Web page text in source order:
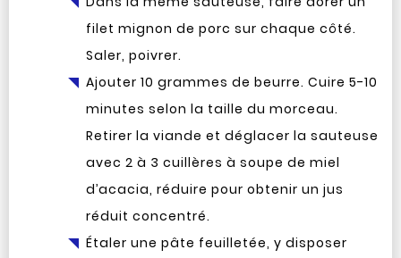
filet mignon de porc sur chaque côté.
Saler, poivrer.
Ajouter 10 grammes de beurre. Cuire 5-10
minutes selon la taille du morceau.
Retirer la viande et déglacer la sauteuse
avec 2 à 3 cuillères à soupe de miel
d’acacia, réduire pour obtenir un jus
réduit concentré.
Étaler une pâte feuilletée, y disposer